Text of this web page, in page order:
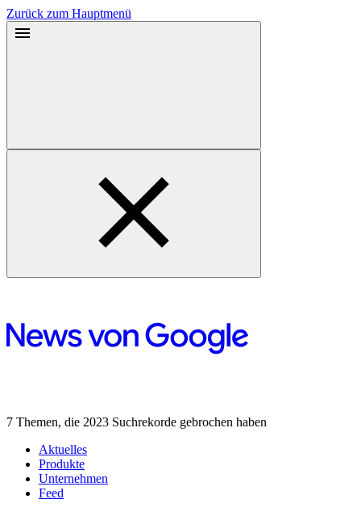
Zurück zum Hauptmenü
7 Themen, die 2023 Suchrekorde gebrochen haben
Aktuelles
Produkte
Unternehmen
Feed